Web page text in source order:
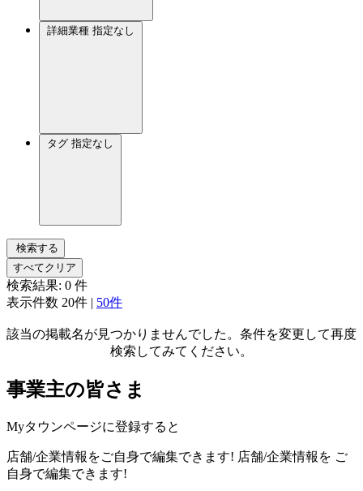
詳細業種 指定なし
タグ 指定なし
検索する
すべてクリア
検索結果: 0 件
表示件数 20件 | 50件
該当の掲載名が見つかりませんでした。条件を変更して再度
検索してみてください。
事業主の皆さま
Myタウンページに登録すると
店舗/企業情報をご自身で編集できます! 店舗/企業情報を ご
自身で編集できます!